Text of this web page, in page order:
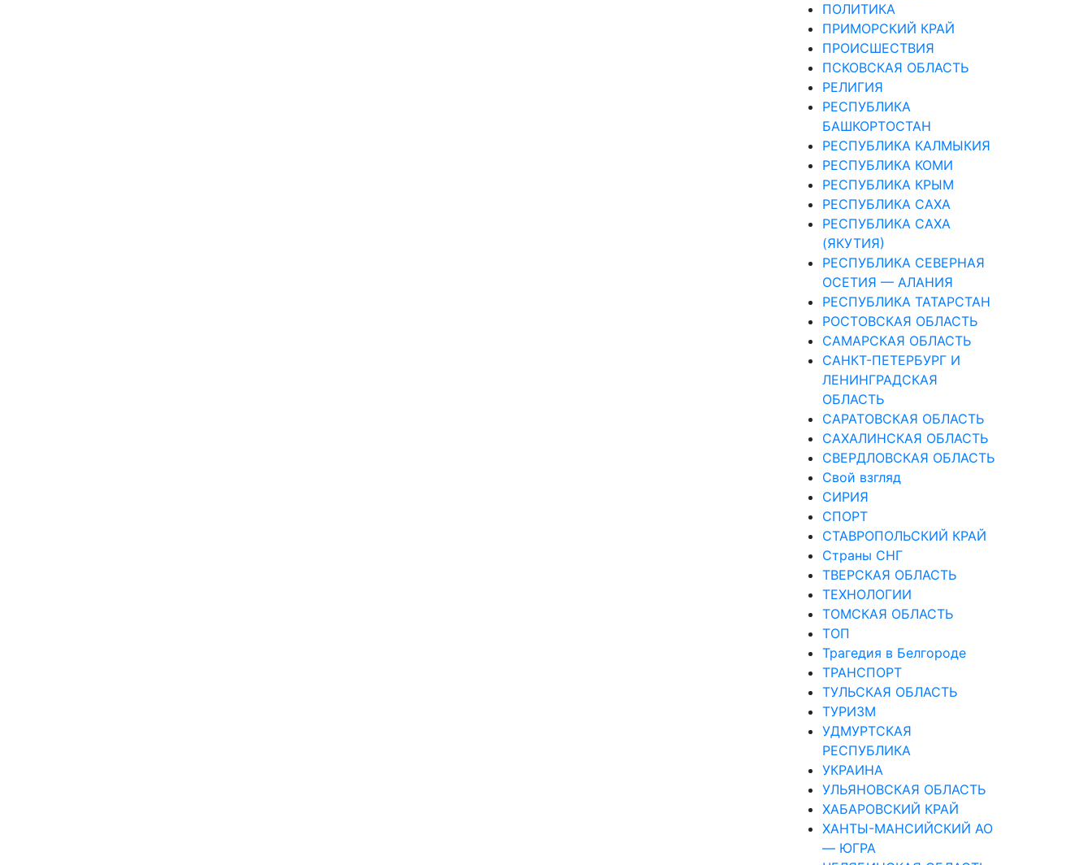
ПОЛИТИКА
ПРИМОРСКИЙ КРАЙ
ПРОИСШЕСТВИЯ
ПСКОВСКАЯ ОБЛАСТЬ
РЕЛИГИЯ
РЕСПУБЛИКА
БАШКОРТОСТАН
РЕСПУБЛИКА КАЛМЫКИЯ
РЕСПУБЛИКА КОМИ
РЕСПУБЛИКА КРЫМ
РЕСПУБЛИКА САХА
РЕСПУБЛИКА САХА
(ЯКУТИЯ)
РЕСПУБЛИКА СЕВЕРНАЯ
ОСЕТИЯ — АЛАНИЯ
РЕСПУБЛИКА ТАТАРСТАН
РОСТОВСКАЯ ОБЛАСТЬ
САМАРСКАЯ ОБЛАСТЬ
САНКТ-ПЕТЕРБУРГ И
ЛЕНИНГРАДСКАЯ
ОБЛАСТЬ
САРАТОВСКАЯ ОБЛАСТЬ
САХАЛИНСКАЯ ОБЛАСТЬ
СВЕРДЛОВСКАЯ ОБЛАСТЬ
Свой взгляд
СИРИЯ
СПОРТ
СТАВРОПОЛЬСКИЙ КРАЙ
Страны СНГ
ТВЕРСКАЯ ОБЛАСТЬ
ТЕХНОЛОГИИ
ТОМСКАЯ ОБЛАСТЬ
ТОП
Трагедия в Белгороде
ТРАНСПОРТ
ТУЛЬСКАЯ ОБЛАСТЬ
ТУРИЗМ
УДМУРТСКАЯ
РЕСПУБЛИКА
УКРАИНА
УЛЬЯНОВСКАЯ ОБЛАСТЬ
ХАБАРОВСКИЙ КРАЙ
ХАНТЫ-МАНСИЙСКИЙ АО
— ЮГРА